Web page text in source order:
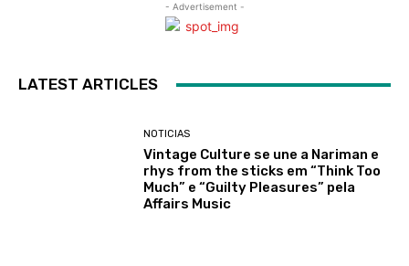
- Advertisement -
LATEST ARTICLES
NOTICIAS
Vintage Culture se une a Nariman e
rhys from the sticks em “Think Too
Much” e “Guilty Pleasures” pela
Affairs Music